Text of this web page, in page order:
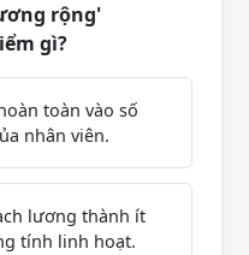
rộng'
gì?
toàn vào số
nhân viên.
lương thành ít
tính linh hoạt.